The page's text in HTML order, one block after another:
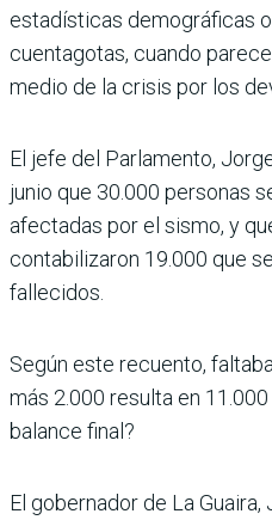
estadísticas demográficas
cuentagotas, cuando
medio de la crisis por los
El jefe del Parlamento,
junio que 30.000 personas
afectadas por el sismo, y
contabilizaron 19.000 que
fallecidos.
Según este recuento,
más 2.000 resulta en
balance final?
El gobernador de La